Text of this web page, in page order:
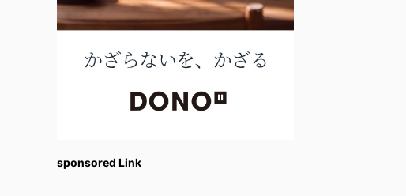
sponsored Link